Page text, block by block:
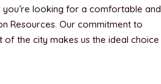
looking for a comfortable and
Resources. Our commitment to
the city makes us the ideal choice